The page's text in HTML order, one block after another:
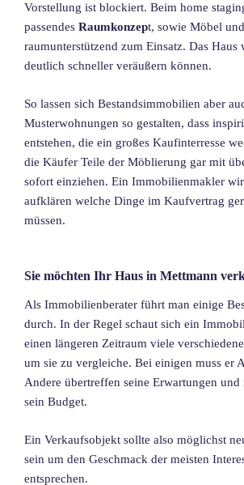
Vorstellung ist blockiert. Beim home
passendes Raumkonzept, sowie Möbel
raumunterstützend zum Einsatz. Das Haus
deutlich schneller veräußern können.
So lassen sich Bestandsimmobilien aber
Musterwohnungen so gestalten, dass
entstehen, die ein großes Kaufinterresse
die Käufer Teile der Möblierung gar mit
sofort einziehen. Ein Immobilienmakler
aufklären welche Dinge im Kaufvertrag
müssen.
Sie möchten Ihr Haus in Mettmann
Als Immobilienberater führt man einige
durch. In der Regel schaut sich ein
einen längeren Zeitraum viele
um sie zu vergleiche. Bei einigen muss er
Andere übertreffen seine Erwartungen und
sein Budget.
Ein Verkaufsobjekt sollte also möglichst
sein um den Geschmack der meisten
entsprechen.